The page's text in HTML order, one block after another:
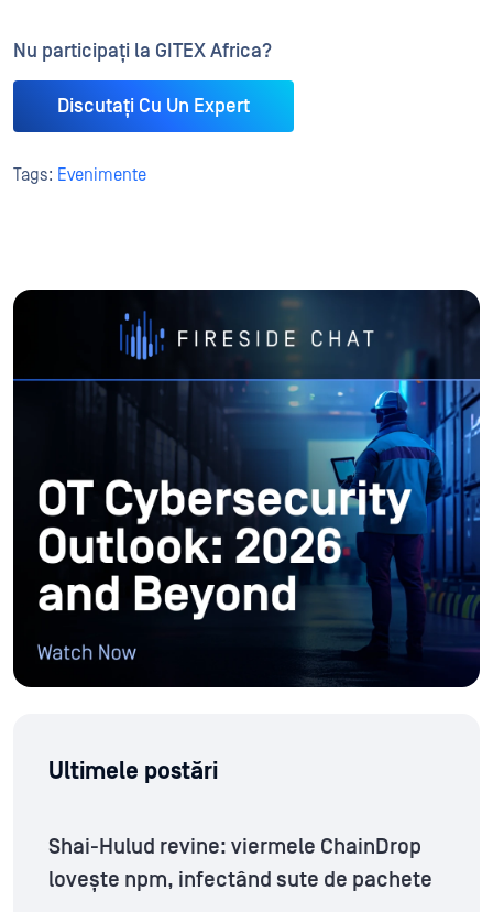
Nu participați la GITEX Africa?
Discutați Cu Un Expert
Tags: Evenimente
Ultimele postări
Shai-Hulud revine: viermele ChainDrop
lovește npm, infectând sute de pachete